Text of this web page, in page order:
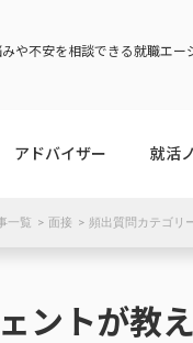
や不安を相談できる就職エー
アドバイザー 就活
一覧 面接 頻出質問カテゴリ
ントが教